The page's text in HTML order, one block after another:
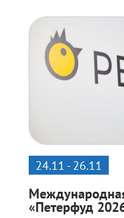
24.11 - 26.11
«Петерфуд